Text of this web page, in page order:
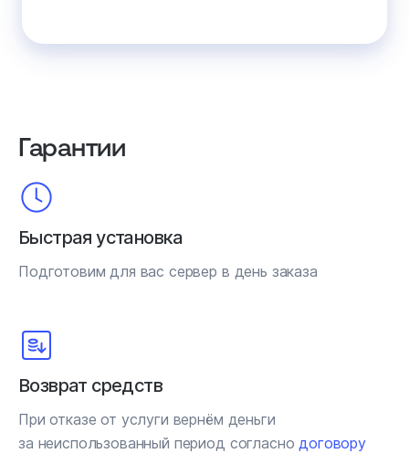
Гарантии
Быстрая установка
Подготовим для вас сервер в день заказа
Возврат средств
При отказе от услуги вернём деньги
за неиспользованный период согласнодоговору